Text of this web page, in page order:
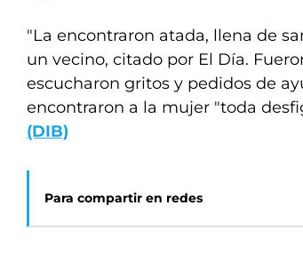
"La encontraron atada, llena de
un vecino, citado por El Día.
escucharon gritos y pedidos de
encontraron a la mujer "toda
(DIB)
Para compartir en redes